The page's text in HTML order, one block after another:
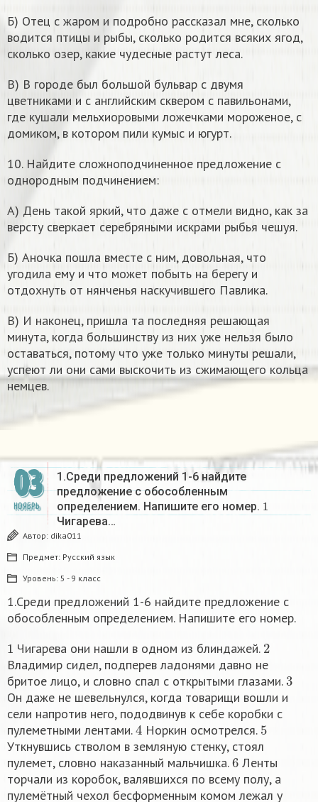
Б) Отец с жаром и подробно рассказал мне, сколько
водится птицы и рыбы, сколько родится всяких ягод,
сколько озер, какие чудесные растут леса.
В) В городе был большой бульвар с двумя
цветниками и с английским сквером с павильонами,
где кушали мельхиоровыми ложечками мороженое, с
домиком, в котором пили кумыс и югурт.
10. Найдите сложноподчиненное предложение с
однородным подчинением:
А) День такой яркий, что даже с отмели видно, как за
версту сверкает серебряными искрами рыбья чешуя.
Б) Аночка пошла вместе с ним, довольная, что
угодила ему и что может побыть на берегу и
отдохнуть от нянченья наскучившего Павлика.
В) И наконец, пришла та последняя решающая
минута, когда большинству из них уже нельзя было
оставаться, потому что уже только минуты решали,
успеют ли они сами выскочить из сжимающего кольца
немцев.
03
НОЯБРЬ
1.Среди предложений 1-6 найдите
предложение с обособленным
определением. Напишите его номер. 1
Чигарева…
Автор: dika011
Предмет: Русский язык
Уровень: 5 - 9 класс
1.Среди предложений 1-6 найдите предложение с
обособленным определением. Напишите его номер.
1 Чигарева они нашли в одном из блиндажей. 2
Владимир сидел, подперев ладонями давно не
бритое лицо, и словно спал с открытыми глазами. 3
Он даже не шевельнулся, когда товарищи вошли и
сели напротив него, пододвинув к себе коробки с
пулеметными лентами.4 Норкин осмотрелся. 5
Уткнувшись стволом в земляную стенку, стоял
пулемет, словно наказанный мальчишка. 6 Ленты
торчали из коробок, валявшихся по всему полу, а
пулемётный чехол бесформенным комом лежал у